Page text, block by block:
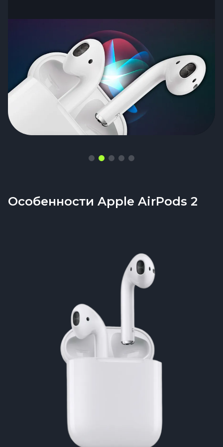
разговариваешь с помощником, который
всегда на связи и никогда не тормозит
Особенности Apple AirPods 2